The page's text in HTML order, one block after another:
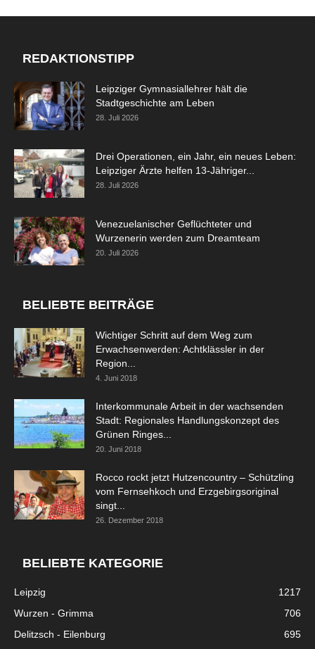
REDAKTIONSTIPP
Leipziger Gymnasiallehrer hält die
Stadtgeschichte am Leben
28. Juli 2026
Drei Operationen, ein Jahr, ein neues Leben:
Leipziger Ärzte helfen 13-Jähriger...
28. Juli 2026
Venezuelanischer Geflüchteter und
Wurzenerin werden zum Dreamteam
20. Juli 2026
BELIEBTE BEITRÄGE
Wichtiger Schritt auf dem Weg zum
Erwachsenwerden: Achtklässler in der
Region...
4. Juni 2018
Interkommunale Arbeit in der wachsenden
Stadt: Regionales Handlungskonzept des
Grünen Ringes...
20. Juni 2018
Rocco rockt jetzt Hutzencountry – Schützling
vom Fernsehkoch und Erzgebirgsoriginal
singt...
26. Dezember 2018
BELIEBTE KATEGORIE
Leipzig
1217
Wurzen - Grimma
706
Delitzsch - Eilenburg
695